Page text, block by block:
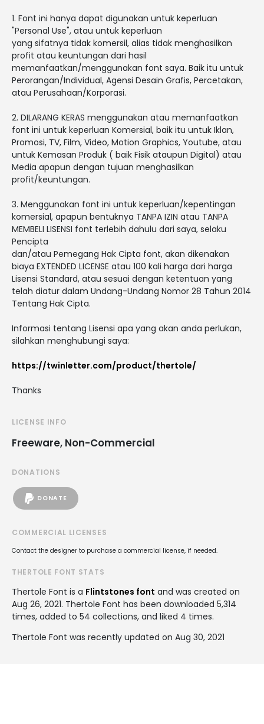
1. Font ini hanya dapat digunakan untuk keperluan
"Personal Use", atau untuk keperluan
yang sifatnya tidak komersil, alias tidak menghasilkan
profit atau keuntungan dari hasil
memanfaatkan/menggunakan font saya. Baik itu untuk
Perorangan/Individual, Agensi Desain Grafis, Percetakan,
atau Perusahaan/Korporasi.
2. DILARANG KERAS menggunakan atau memanfaatkan
font ini untuk keperluan Komersial, baik itu untuk Iklan,
Promosi, TV, Film, Video, Motion Graphics, Youtube, atau
untuk Kemasan Produk ( baik Fisik ataupun Digital) atau
Media apapun dengan tujuan menghasilkan
profit/keuntungan.
3. Menggunakan font ini untuk keperluan/kepentingan
komersial, apapun bentuknya TANPA IZIN atau TANPA
MEMBELI LISENSI font terlebih dahulu dari saya, selaku
Pencipta
dan/atau Pemegang Hak Cipta font, akan dikenakan
biaya EXTENDED LICENSE atau 100 kali harga dari harga
Lisensi Standard, atau sesuai dengan ketentuan yang
telah diatur dalam Undang-Undang Nomor 28 Tahun 2014
Tentang Hak Cipta.
Informasi tentang Lisensi apa yang akan anda perlukan,
silahkan menghubungi saya:
https://twinletter.com/product/thertole/
Thanks
LICENSE INFO
Freeware, Non-Commercial
DONATIONS
DONATE
COMMERCIAL LICENSES
Contact the designer to purchase a commercial license, if needed.
THERTOLE FONT STATS
Thertole Font is a Flintstones font and was created on
Aug 26, 2021. Thertole Font has been downloaded 5,314
times, added to 54 collections, and liked 4 times.
Thertole Font was recently updated on Aug 30, 2021